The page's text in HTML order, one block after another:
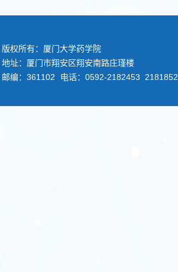
版权所有：厦门大学药学院
地址：厦门市翔安区翔安南路庄瑾楼
邮编：361102
电话：0592-2182453 2181852